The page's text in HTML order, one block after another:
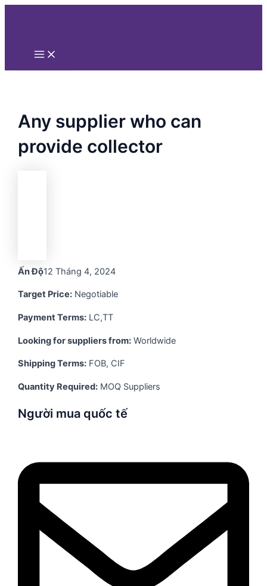
Nhảy
Main
Any supplier who can
provide collector
Ấn Độ12 Tháng 4, 2024
Target Price: Negotiable
Payment Terms: LC,TT
Looking for suppliers from: Worldwide
Shipping Terms: FOB, CIF
Quantity Required: MOQ Suppliers
Người mua quốc tế